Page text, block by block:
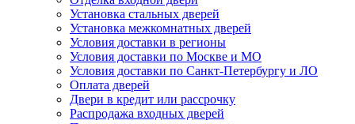
Установка стальных дверей
Установка межкомнатных дверей
Условия доставки в регионы
Условия доставки по Москве и МО
Условия доставки по Санкт-Петербургу и ЛО
Оплата дверей
Двери в кредит или рассрочку
Распродажа входных дверей